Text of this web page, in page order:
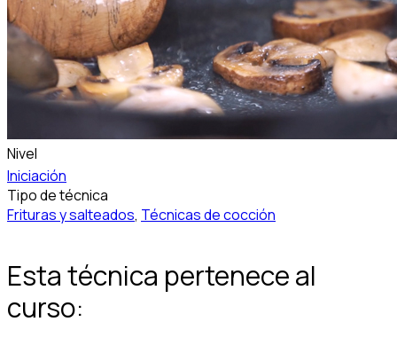
Nivel
Iniciación
Tipo de técnica
Frituras y salteados, Técnicas de cocción
Esta técnica pertenece al
curso: